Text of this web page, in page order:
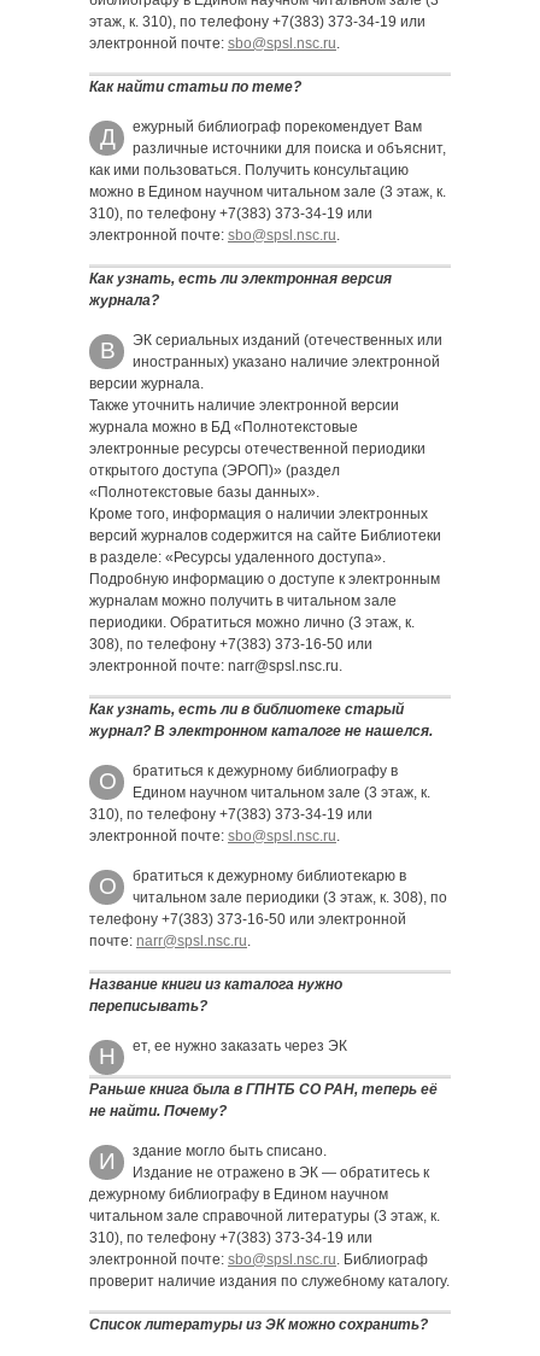
этаж, к. 310), по телефону +7(383) 373-34-19 или
электронной почте: sbo@spsl.nsc.ru.
Как найти статьи по теме?
Д
ежурный библиограф порекомендует Вам
различные источники для поиска и объяснит,
как ими пользоваться. Получить консультацию
можно в Едином научном читальном зале (3 этаж, к.
310), по телефону +7(383) 373-34-19 или
электронной почте: sbo@spsl.nsc.ru.
Как узнать, есть ли электронная версия
журнала?
В
ЭК сериальных изданий (отечественных или
иностранных) указано наличие электронной
версии журнала.
Также уточнить наличие электронной версии
журнала можно в БД «Полнотекстовые
электронные ресурсы отечественной периодики
открытого доступа (ЭРОП)» (раздел
«Полнотекстовые базы данных».
Кроме того, информация о наличии электронных
версий журналов содержится на сайте Библиотеки
в разделе: «Ресурсы удаленного доступа».
Подробную информацию о доступе к электронным
журналам можно получить в читальном зале
периодики. Обратиться можно лично (3 этаж, к.
308), по телефону +7(383) 373-16-50 или
электронной почте: narr@spsl.nsc.ru.
Как узнать, есть ли в библиотеке старый
журнал? В электронном каталоге не нашелся.
О
братиться к дежурному библиографу в
Едином научном читальном зале (3 этаж, к.
310), по телефону +7(383) 373-34-19 или
электронной почте: sbo@spsl.nsc.ru.
О
братиться к дежурному библиотекарю в
читальном зале периодики (3 этаж, к. 308), по
телефону +7(383) 373-16-50 или электронной
почте: narr@spsl.nsc.ru.
Название книги из каталога нужно
переписывать?
Н ет, ее нужно заказать через ЭК
Раньше книга была в ГПНТБ СО РАН, теперь её
не найти. Почему?
И
здание могло быть списано.
Издание не отражено в ЭК — обратитесь к
дежурному библиографу в Едином научном
читальном зале справочной литературы (3 этаж, к.
310), по телефону +7(383) 373-34-19 или
электронной почте: sbo@spsl.nsc.ru. Библиограф
проверит наличие издания по служебному каталогу.
Список литературы из ЭК можно сохранить?